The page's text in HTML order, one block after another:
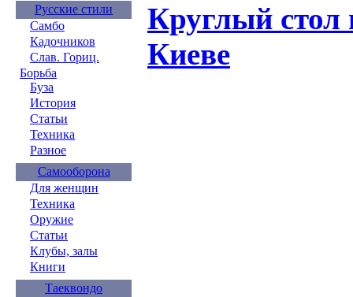
Русские стили
Самбо
Кадочников
Слав. Гориц.
Борьба
Буза
История
Статьи
Техника
Разное
Самооборона
Для женщин
Техника
Оружие
Статьи
Клубы, залы
Книги
Таеквондо
Круглый стол
Киеве